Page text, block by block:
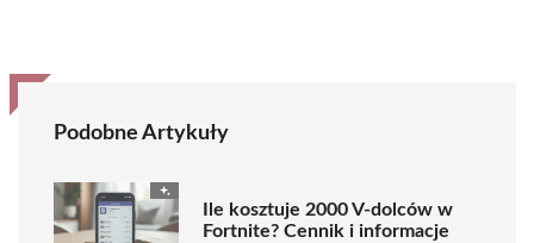
Podobne Artykuły
Ile kosztuje 2000 V-dolców w
Fortnite? Cennik i informacje